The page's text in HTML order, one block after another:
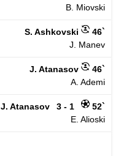
B. Miovski
S. Ashkovski
46`
J. Manev
J. Atanasov
46`
A. Ademi
J. Atanasov 3 - 1
52`
E. Alioski